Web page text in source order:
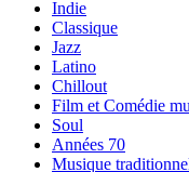
Indie
Classique
Jazz
Latino
Chillout
Film et Comédie
Soul
Années 70
Musique